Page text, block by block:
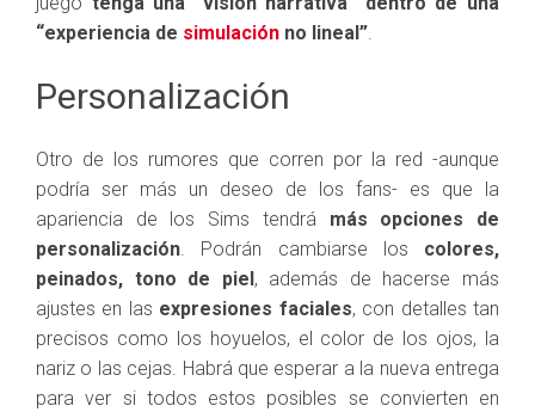
“experiencia de simulación no lineal”.
Personalización
Otro de los rumores que corren por la red -aunque
podría ser más un deseo de los fans- es que la
apariencia de los Sims tendrá más opciones de
personalización. Podrán cambiarse los colores,
peinados, tono de piel , además de hacerse más
ajustes en las expresiones faciales, con detalles tan
precisos como los hoyuelos, el color de los ojos, la
nariz o las cejas. Habrá que esperar a la nueva entrega
para ver si todos estos posibles se convierten en